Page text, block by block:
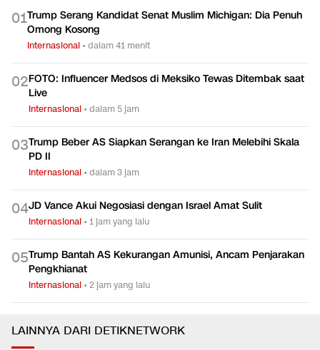
01Trump Serang Kandidat Senat Muslim Michigan: Dia Penuh
Omong Kosong
Internasional •dalam 41 menit
02FOTO: Influencer Medsos di Meksiko Tewas Ditembak saat
Live
Internasional •dalam 5 jam
03Trump Beber AS Siapkan Serangan ke Iran Melebihi Skala
PD II
Internasional •dalam 3 jam
04JD Vance Akui Negosiasi dengan Israel Amat Sulit
Internasional •1 jam yang lalu
05Trump Bantah AS Kekurangan Amunisi, Ancam Penjarakan
Pengkhianat
Internasional •2 jam yang lalu
LAINNYA DARI DETIKNETWORK